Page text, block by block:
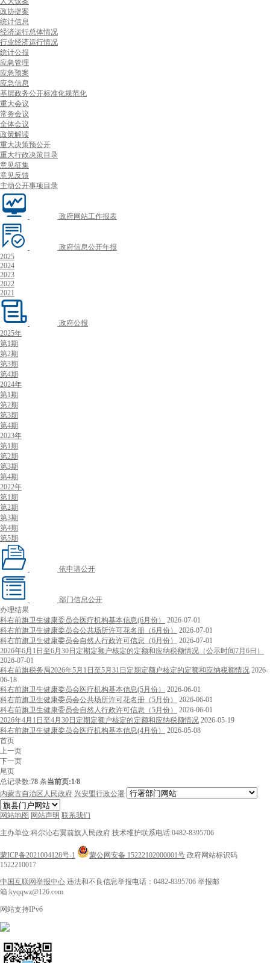
政协提案
统计信息
经济运行总体情况
行业经济运行情况
统计公报
应急管理
应急预案
应急信息
基层政务公开标准化规范化
重大会议
常务会议
全体会议
政策解读
重大决策预公开
重大行政决策目录
意见征集
意见反馈
主动公开事项目录
政府网站工作报表
政府信息公开年报
2025
2024
2023
2022
2021
政府公报
2025年
第1期
第2期
第3期
第4期
2024年
第1期
第2期
第3期
第4期
2023年
第1期
第2期
第3期
第4期
2022年
第1期
第2期
第3期
第4期
第5期
依申请公开
部门信息公开
办理结果
科右前旗卫生健康委员会医疗机构基本信息(6月份）
2026-07-01
科右前旗卫生健康委员会公共场所许可花名册（6月份）
2026-07-01
科右前旗卫生健康委员会自然人行政许可信息（6月份）
2026-07-01
2026年6月1日至6月30日定期定额户核定的定额和应纳税额情况（公示时间7月6日）
2026-07-01
科右前旗税务局2026年5月1日至5月31日定期定额户核定的定额和应纳税额情况 2026-
06-18
科右前旗卫生健康委员会医疗机构基本信息(5月份）
2026-06-01
科右前旗卫生健康委员会公共场所许可花名册（5月份）
2026-06-01
科右前旗卫生健康委员会自然人行政许可信息（5月份）
2026-06-01
2026年4月1日至4月30日定期定额户核定的定额和应纳税额情况 2026-05-19
科右前旗卫生健康委员会医疗机构基本信息(4月份）
2026-05-08
首页
上一页
下一页
尾页
总记录数:78 条当前页:1/8
内蒙古自治区人民政府 兴安盟行政公署
网站地图 网站声明 联系我们
主办单位:科尔沁右翼前旗人民政府 技术维护联系电话:0482-8395706
蒙ICP备2021004128号-1 蒙公网安备 15222102000001号 政府网站标识码
1522210017
中国互联网举报中心 违法和不良信息举报电话：0482-8395706 举报邮
箱:kyqqwz@126.com
网站支持IPv6